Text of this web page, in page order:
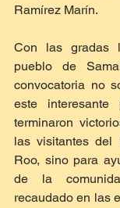
Ramírez Marín.
Con las gradas
pueblo de
convocatoria no
este
terminaron
las visitantes del
Roo, sino para
de la
recaudado en las